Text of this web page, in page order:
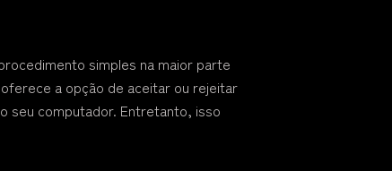
simples na maior parte
a opção de aceitar ou rejeitar
seu computador. Entretanto, isso